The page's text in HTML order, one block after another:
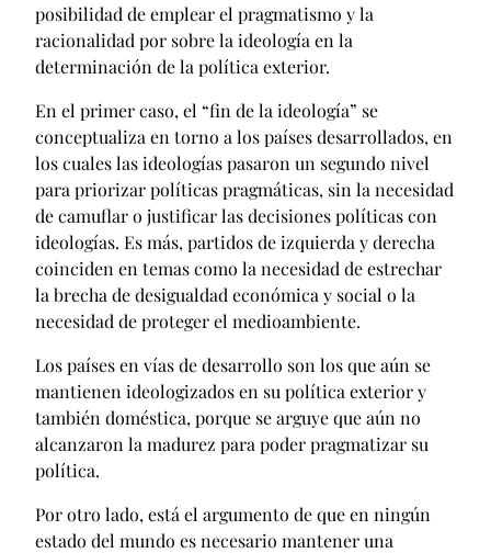
posibilidad de emplear el pragmatismo y la
racionalidad por sobre la ideología en la
determinación de la política exterior.
En el primer caso, el “fin de la ideología” se
conceptualiza en torno a los países desarrollados, en
los cuales las ideologías pasaron un segundo nivel
para priorizar políticas pragmáticas, sin la necesidad
de camuflar o justificar las decisiones políticas con
ideologías. Es más, partidos de izquierda y derecha
coinciden en temas como la necesidad de estrechar
la brecha de desigualdad económica y social o la
necesidad de proteger el medioambiente.
Los países en vías de desarrollo son los que aún se
mantienen ideologizados en su política exterior y
también doméstica, porque se arguye que aún no
alcanzaron la madurez para poder pragmatizar su
política.
Por otro lado, está el argumento de que en ningún
estado del mundo es necesario mantener una